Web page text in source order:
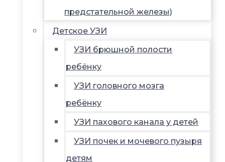
предстательной железы)
Детское УЗИ
УЗИ брюшной полости
ребёнку
УЗИ головного мозга
ребёнку
УЗИ пахового канала у детей
УЗИ почек и мочевого пузыря
детям